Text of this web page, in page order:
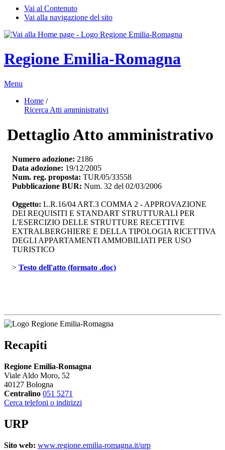
Vai al Contenuto
Vai alla navigazione del sito
Regione Emilia-Romagna
Menu
Home /
Ricerca Atti amministrativi
Dettaglio Atto amministrativo
Numero adozione: 2186
Data adozione: 19/12/2005
Num. reg. proposta: TUR/05/33558
Pubblicazione BUR: Num. 32 del 02/03/2006
Oggetto: L.R.16/04 ART.3 COMMA 2 - APPROVAZIONE
DEI REQUISITI E STANDART STRUTTURALI PER
L'ESERCIZIO DELLE STRUTTURE RECETTIVE
EXTRALBERGHIERE E DELLA TIPOLOGIA RICETTIVA
DEGLI APPARTAMENTI AMMOBILIATI PER USO
TURISTICO
> Testo dell'atto (formato .doc)
Recapiti
Regione Emilia-Romagna
Viale Aldo Moro, 52
40127 Bologna
Centralino 051 5271
Cerca telefoni o indirizzi
URP
Sito web: www.regione.emilia-romagna.it/urp